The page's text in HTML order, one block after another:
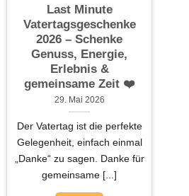
Last Minute
Vatertagsgeschenke
2026 – Schenke
Genuss, Energie,
Erlebnis &
gemeinsame Zeit ❤️
29. Mai 2026
Der Vatertag ist die perfekte
Gelegenheit, einfach einmal
„Danke“ zu sagen. Danke für
gemeinsame [...]